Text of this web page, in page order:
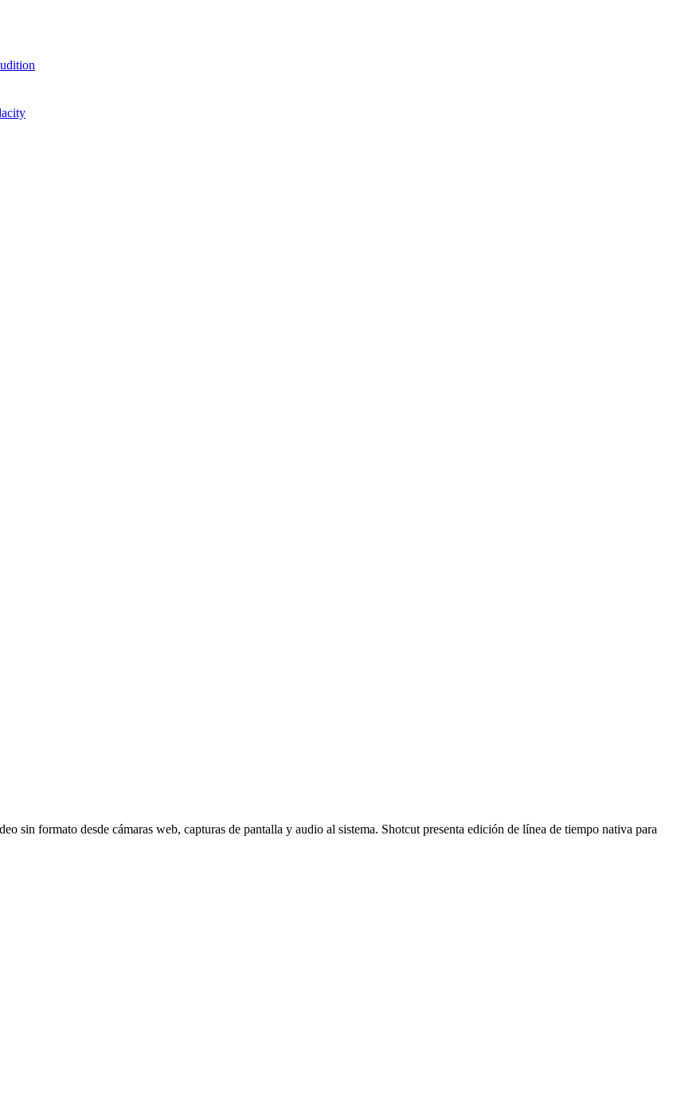
sin formato desde cámaras web, capturas de pantalla y audio al sistema. Shotcut presenta edición de línea de tiempo nativa para